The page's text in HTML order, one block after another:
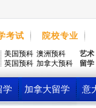
考试 院校专业
美国预科 澳洲预科
英国预科 加拿大预科
艺术
留学
学 加拿大留学 意